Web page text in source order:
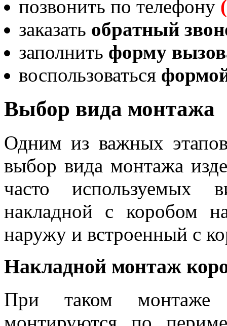
позвонить по телефону
заказать обратный
заполнить форму
воспользоваться
Выбор вида монтажа
Одним из важных
выбор вида монтажа
часто используемых
накладной с коробом
наружу и встроенный с
Накладной монтаж
При таком монтаже